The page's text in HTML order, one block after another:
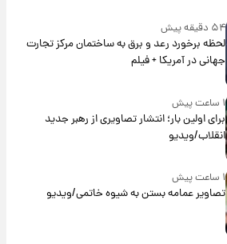
۵۴ دقیقه پیش
لحظه برخورد رعد و برق به ساختمان مرکز تجارت
جهانی در آمریکا + فیلم
۱ ساعت پیش
برای اولین بار؛ انتشار تصاویری از رهبر جدید
انقلاب/ویدیو
۱ ساعت پیش
تصاویر عمامه بستن به شیوه خاتمی/ویدیو